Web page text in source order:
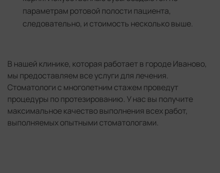
параметрам ротовой полости пациента,
следовательно, и стоимость несколько выше.
В нашей клинике, которая работает в городе Иваново,
мы предоставляем все услуги для лечения.
Стоматологи с многолетним стажем проведут
процедуры по протезированию. У нас вы получите
максимальное качество выполнения всех работ,
выполняемых опытными стоматологами.